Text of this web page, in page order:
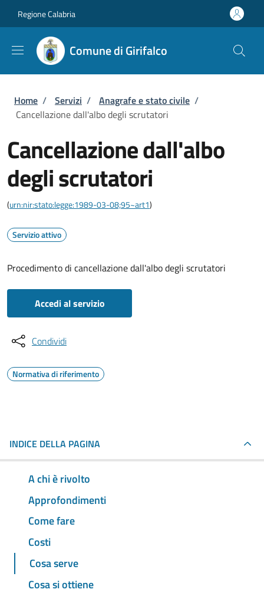
Regione Calabria
Comune di Girifalco
Briciole di pane
Home / Servizi / Anagrafe e stato civile /
Cancellazione dall'albo degli scrutatori
Cancellazione dall'albo
degli scrutatori
(urn:nir:stato:legge:1989-03-08;95~art1)
Servizio attivo
Procedimento di cancellazione dall'albo degli scrutatori
Accedi al servizio
Condividi
Normativa di riferimento
INDICE DELLA PAGINA
A chi è rivolto
Approfondimenti
Come fare
Costi
Cosa serve
Cosa si ottiene